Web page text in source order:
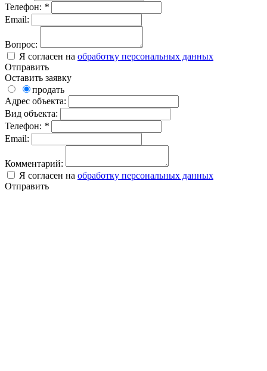
Телефон: *
Email:
Вопрос:
Я согласен на обработку персональных данных
Отправить
Оставить заявку
продать
Адрес объекта:
Вид объекта:
Телефон: *
Email:
Комментарий:
Я согласен на обработку персональных данных
Отправить